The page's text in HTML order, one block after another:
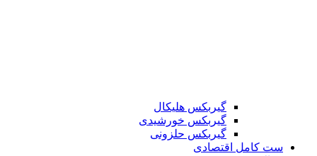
گیربکس هلیکال
گیربکس خورشیدی
گیربکس حلزونی
ست کامل اقتصادی